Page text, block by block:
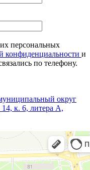
персональных
конфиденциальности и
по телефону.
округ
к. 6, литера А,